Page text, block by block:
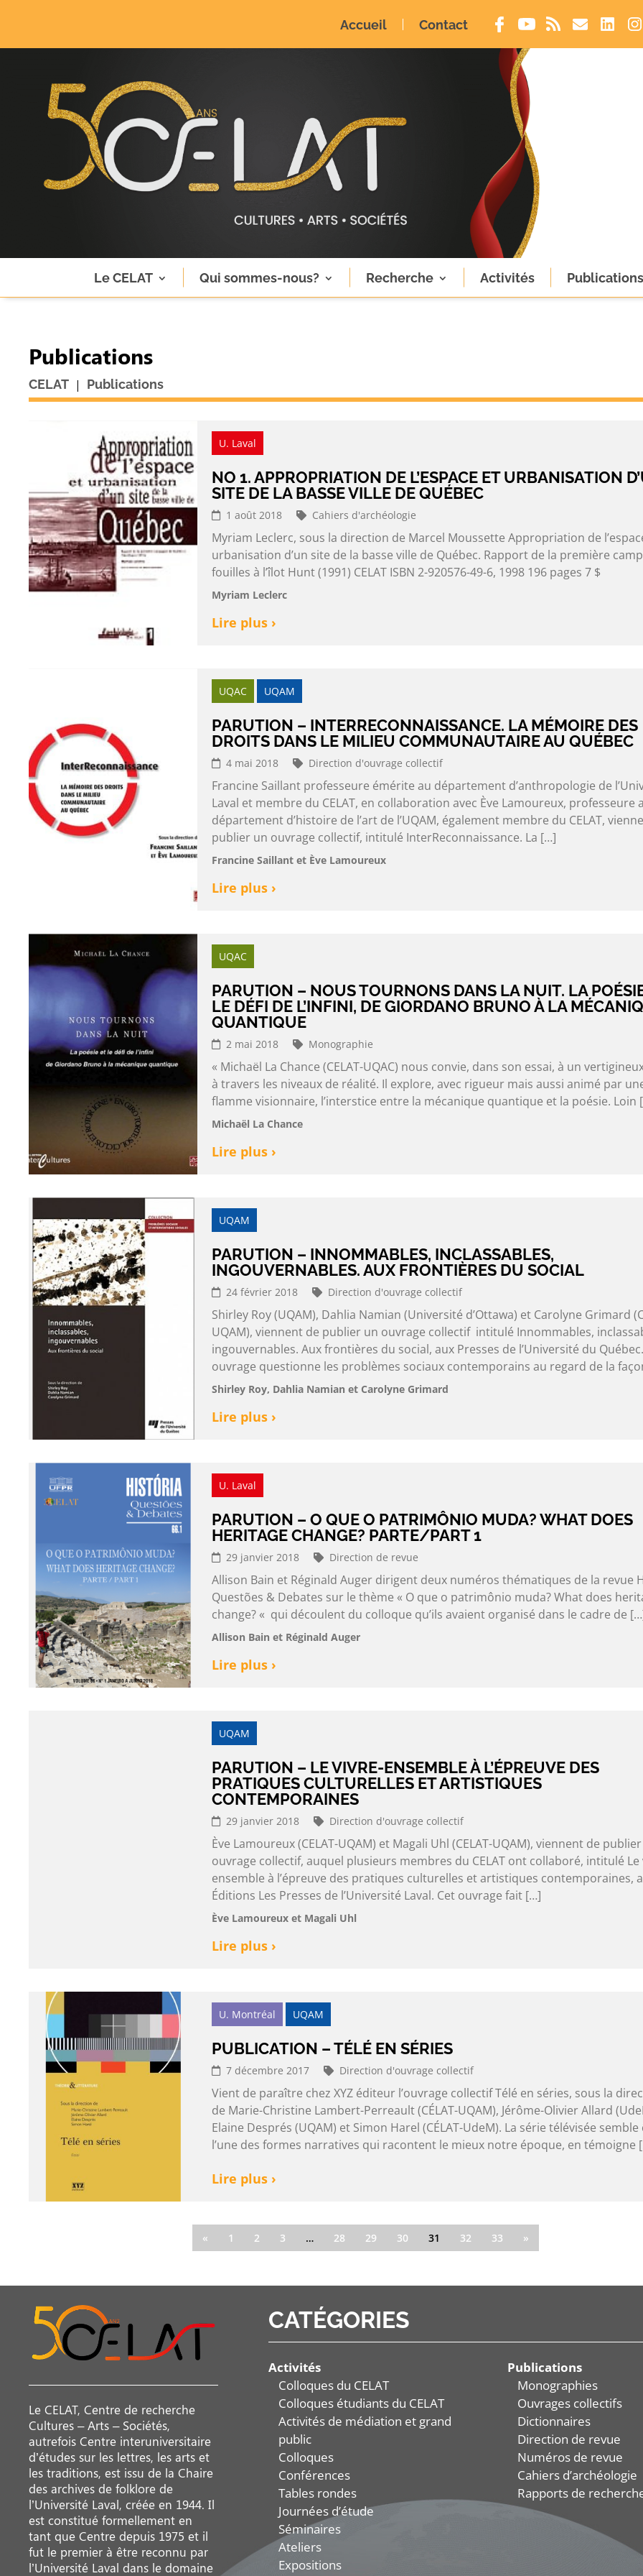
Accueil Contact
Le CELAT Qui sommes-nous? Recherche Activités Publications
Publications
CELAT | Publications
U. Laval
NO 1. APPROPRIATION DE L’ESPACE ET URBANISATION
SITE DE LA BASSE VILLE DE QUÉBEC
1 août 2018 Cahiers d'archéologie
Myriam Leclerc, sous la direction de Marcel Moussette Appropriation de
urbanisation d’un site de la basse ville de Québec. Rapport de la première
fouilles à l’îlot Hunt (1991) CELAT ISBN 2-920576-49-6, 1998 196 pages 7 $
Myriam Leclerc
Lire plus ›
UQAC UQAM
PARUTION – INTERRECONNAISSANCE. LA MÉMOIRE DES
DROITS DANS LE MILIEU COMMUNAUTAIRE AU QUÉBEC
4 mai 2018 Direction d'ouvrage collectif
Francine Saillant professeure émérite au département d’anthropologie de
Laval et membre du CELAT, en collaboration avec Ève Lamoureux, professeure
département d’histoire de l’art de l’UQAM, également membre du CELAT,
publier un ouvrage collectif, intitulé InterReconnaissance. La […]
Francine Saillant et Ève Lamoureux
Lire plus ›
UQAC
PARUTION – NOUS TOURNONS DANS LA NUIT. LA
LE DÉFI DE L’INFINI, DE GIORDANO BRUNO À LA
QUANTIQUE
2 mai 2018 Monographie
« Michaël La Chance (CELAT-UQAC) nous convie, dans son essai, à un
à travers les niveaux de réalité. Il explore, avec rigueur mais aussi animé par
flamme visionnaire, l’interstice entre la mécanique quantique et la poésie. Loin
Michaël La Chance
Lire plus ›
UQAM
PARUTION – INNOMMABLES, INCLASSABLES,
INGOUVERNABLES. AUX FRONTIÈRES DU SOCIAL
24 février 2018 Direction d'ouvrage collectif
Shirley Roy (UQAM), Dahlia Namian (Université d’Ottawa) et Carolyne Grimard
UQAM), viennent de publier un ouvrage collectif intitulé Innommables,
ingouvernables. Aux frontières du social, aux Presses de l’Université du
ouvrage questionne les problèmes sociaux contemporains au regard de la
Shirley Roy, Dahlia Namian et Carolyne Grimard
Lire plus ›
U. Laval
PARUTION – O QUE O PATRIMÔNIO MUDA? WHAT DOES
HERITAGE CHANGE? PARTE/PART 1
29 janvier 2018 Direction de revue
Allison Bain et Réginald Auger dirigent deux numéros thématiques de la revue
Questões & Debates sur le thème « O que o patrimônio muda? What does
change? « qui découlent du colloque qu’ils avaient organisé dans le cadre de
Allison Bain et Réginald Auger
Lire plus ›
UQAM
PARUTION – LE VIVRE-ENSEMBLE À L’ÉPREUVE DES
PRATIQUES CULTURELLES ET ARTISTIQUES
CONTEMPORAINES
29 janvier 2018 Direction d'ouvrage collectif
Ève Lamoureux (CELAT-UQAM) et Magali Uhl (CELAT-UQAM), viennent de
ouvrage collectif, auquel plusieurs membres du CELAT ont collaboré, intitulé Le
ensemble à l’épreuve des pratiques culturelles et artistiques contemporaines,
Éditions Les Presses de l’Université Laval. Cet ouvrage fait […]
Ève Lamoureux et Magali Uhl
Lire plus ›
U. Montréal UQAM
PUBLICATION – TÉLÉ EN SÉRIES
7 décembre 2017 Direction d'ouvrage collectif
Vient de paraître chez XYZ éditeur l’ouvrage collectif Télé en séries, sous la
de Marie-Christine Lambert-Perreault (CÉLAT-UQAM), Jérôme-Olivier Allard
Elaine Després (UQAM) et Simon Harel (CÉLAT-UdeM). La série télévisée semble
l’une des formes narratives qui racontent le mieux notre époque, en témoigne
Lire plus ›
« 1 2 3 … 28 29 30 31 32 33 »
Le CELAT, Centre de recherche
Cultures – Arts – Sociétés,
autrefois Centre interuniversitaire
d’études sur les lettres, les arts et
les traditions, est issu de la Chaire
des archives de folklore de
l’Université Laval, créée en 1944. Il
est constitué formellement en
tant que Centre depuis 1975 et il
fut le premier à être reconnu par
l’Université Laval dans le domaine
CATÉGORIES
Activités
Colloques du CELAT
Colloques étudiants du CELAT
Activités de médiation et grand
public
Colloques
Conférences
Tables rondes
Journées d’étude
Séminaires
Ateliers
Expositions
Publications
Monographies
Ouvrages collectifs
Dictionnaires
Direction de revue
Numéros de revue
Cahiers d’archéologie
Rapports de